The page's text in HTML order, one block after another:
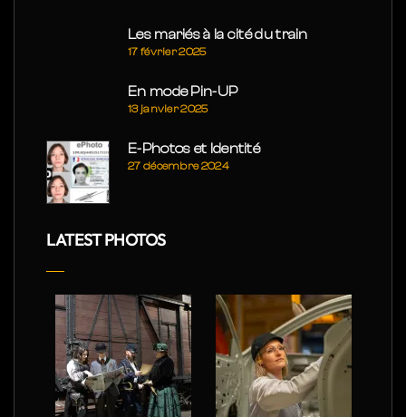
Les mariés à la cité du train
17 février 2025
En mode Pin-UP
13 janvier 2025
E-Photos et Identité
27 décembre 2024
LATEST PHOTOS